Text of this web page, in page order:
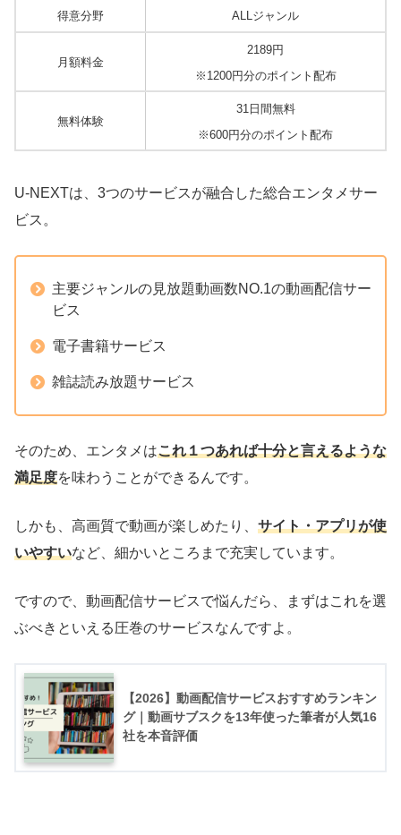
得意分野 ALLジャンル
月額料金
2189円
※1200円分のポイント配布
無料体験
31日間無料
※600円分のポイント配布
U-NEXTは、3つのサービスが融合した総合エンタメサー
ビス。
主要ジャンルの見放題動画数NO.1の動画配信サー
ビス
電子書籍サービス
雑誌読み放題サービス
そのため、エンタメはこれ１つあれば十分と言えるような
満足度を味わうことができるんです。
しかも、高画質で動画が楽しめたり、 サイト・アプリが使
いやすいなど、細かいところまで充実しています。
ですので、動画配信サービスで悩んだら、まずはこれを選
ぶべきといえる圧巻のサービスなんですよ。
【2026】動画配信サービスおすすめランキン
グ｜動画サブスクを13年使った筆者が人気16
社を本音評価